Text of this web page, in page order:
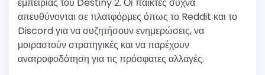
εμπειρίας του Destiny 2. Οι παίκτες συχνά
απευθύνονται σε πλατφόρμες όπως το Reddit και το
Discord για να συζητήσουν ενημερώσεις, να
μοιραστούν στρατηγικές και να παρέχουν
ανατροφοδότηση για τις πρόσφατες αλλαγές.